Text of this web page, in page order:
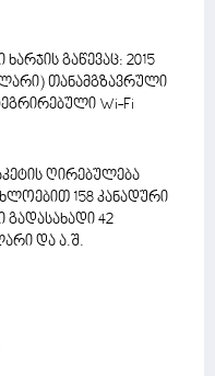
გაწევაც: 2015
თანამგზავრული
Wi-Fi
ღირებულება
158 კანადური
42
და ა.შ.